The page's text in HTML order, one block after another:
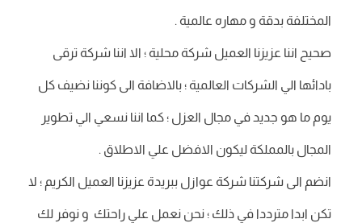
المختلفة بدقة و مهاره عالمية .
صحيح اننا عزيزنا العميل شركة محلية ؛ الا اننا شركة ترقى
بادائها الي الشركات العالمية ؛ بالاضافة الى كوننا نضيف كل
يوم ما هو جديد في مجال العزل ؛ كما اننا نسعي الي تطوير
المجال بالمملكة ليكون الافضل علي الاطلاق .
انضم الى شركتنا شركة عوازل ببريدة عزيزنا العميل الكريم ؛ لا
تكن ابدا مترددا في ذلك ؛ نحن نعمل علي راحتك و نوفر لك